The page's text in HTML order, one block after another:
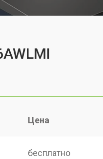
Цена
бесплатно